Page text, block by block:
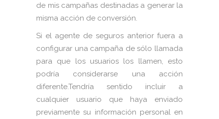
de mis campañas destinadas a generar la
misma acción de conversión.
Si el agente de seguros anterior fuera a
configurar una campaña de sólo llamada
para que los usuarios los llamen, esto
podría considerarse una acción
diferente.Tendría sentido incluir a
cualquier usuario que haya enviado
previamente su información personal en